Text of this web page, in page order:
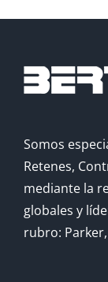
Somos
Retenes,
mediante la
globales y
rubro: